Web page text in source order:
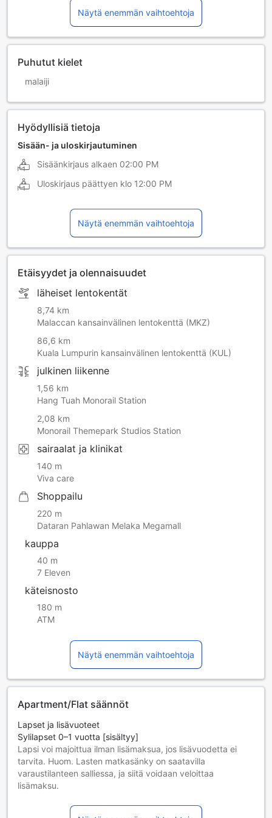
Näytä enemmän vaihtoehtoja
Puhutut kielet
malaiji
Hyödyllisiä tietoja
Sisään- ja uloskirjautuminen
Sisäänkirjaus alkaen 02:00 PM
Uloskirjaus päättyen klo 12:00 PM
Näytä enemmän vaihtoehtoja
Etäisyydet ja olennaisuudet
läheiset lentokentät
8,74 km
Malaccan kansainvälinen lentokenttä (MKZ)
86,6 km
Kuala Lumpurin kansainvälinen lentokenttä (KUL)
julkinen liikenne
1,56 km
Hang Tuah Monorail Station
2,08 km
Monorail Themepark Studios Station
sairaalat ja klinikat
140 m
Viva care
Shoppailu
220 m
Dataran Pahlawan Melaka Megamall
kauppa
40 m
7 Eleven
käteisnosto
180 m
ATM
Näytä enemmän vaihtoehtoja
Apartment/Flat säännöt
Lapset ja lisävuoteet
Sylilapset 0–1 vuotta [sisältyy]
Lapsi voi majoittua ilman lisämaksua, jos lisävuodetta ei
tarvita. Huom. Lasten matkasänky on saatavilla
varaustilanteen salliessa, ja siitä voidaan veloittaa
lisämaksu.
Lapsi majoittuu ilmaiseksi, jos nukkuu jo olemassa olevilla